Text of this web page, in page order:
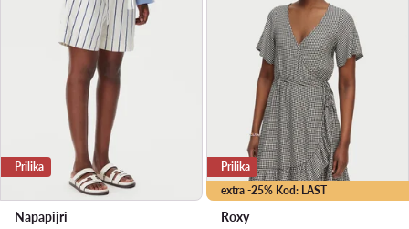
Prilika
Napapijri
extra -25% Kod: LAST
Prilika
Roxy